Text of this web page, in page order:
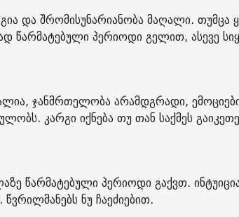
და შრომისუნარიანობა მაღალი.
წარმატებული პერიოდი გელით, ასევე
ჯანმრთელობა არამდგრადი,
კარგი იქნება თუ თან საქმეს
წარმატებული პერიოდი გაქვთ.
ნუ ჩაეძიებით.